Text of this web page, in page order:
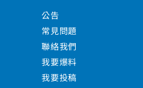
公告
常見問題
聯絡我們
我要爆料
我要投稿